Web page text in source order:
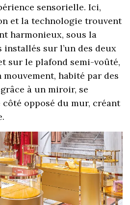
sensorielle. Ici,
et la technologie trouvent
harmonieux, sous la
sur l’un des deux
sur le plafond semi-voûté,
habité par des
à un miroir, se
opposé du mur, créant